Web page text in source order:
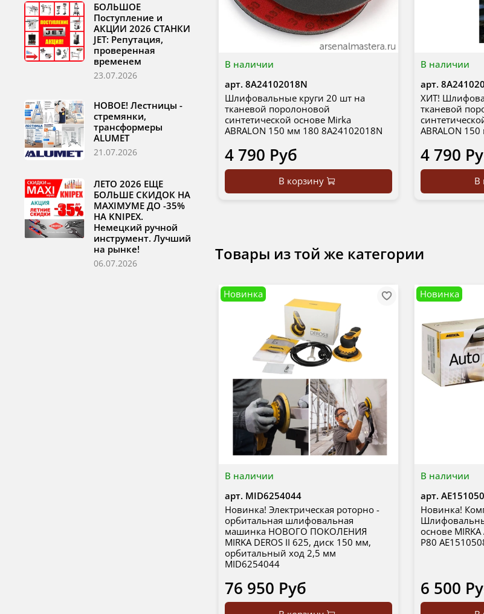
В наличии
арт. 8A24102018N
Шлифовальные круги 20 шт на
тканевой поролоновой
синтетической основе Mirka
ABRALON 150 мм 180 8A24102018N
4 790 Руб
В корзину
В наличии
арт.
ХИТ!
тканевой
ABRALON
4 790
В
Товары из той же категории
В наличии
Новинка
арт. MID6254044
Новинка! Электрическая роторно -
орбитальная шлифовальная
машинка НОВОГО ПОКОЛЕНИЯ
MIRKA DEROS II 625, диск 150 мм,
орбитальный ход 2,5 мм
MID6254044
76 950 Руб
В наличии
Новинка
арт.
Новинка!
основе
P80
6 500
БОЛЬШОЕ
Поступление и
АКЦИИ 2026 СТАНКИ
JET: Репутация,
проверенная
временем
23.07.2026
НОВОЕ! Лестницы -
стремянки,
трансформеры
ALUMET
21.07.2026
ЛЕТО 2026 ЕЩЕ
БОЛЬШЕ СКИДОК НА
MAXIМУМЕ ДО -35%
НА KNIPEX.
Немецкий ручной
инструмент. Лучший
на рынке!
06.07.2026